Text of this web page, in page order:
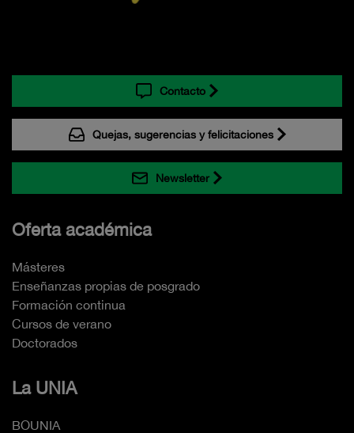
Contacto
Quejas, sugerencias y felicitaciones
Newsletter
Oferta académica
Másteres
Enseñanzas propias de posgrado
Formación continua
Cursos de verano
Doctorados
La UNIA
BOUNIA